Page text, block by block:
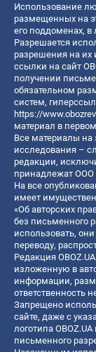
Использование
размещенных на
его поддоменах,
Разрешается
разрешения на их
ссылки на сайт
получении
обязательном
систем,
https://
материал в
Все материалы на
исследования –
редакции,
принадлежат ООО
На все
имеет
«Об авторских
без письменного
использовать,
переводу,
Редакция
изложенную в
информации,
ответственность
Запрещено
сайте, даже с
логотипа
письменного